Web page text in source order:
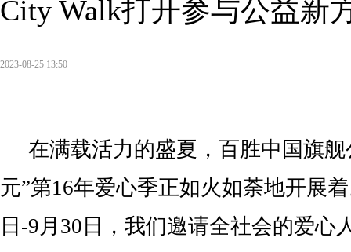
City Walk打开参与公益新
2023-08-25 13:50
在满载活力的盛夏，百胜中国旗
元”第16年爱心季正如火如荼地开展
日-9月30日，我们邀请全社会的爱心